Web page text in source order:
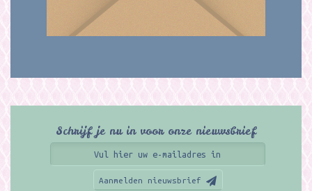
Schrijf je nu in voor onze nieuwsbrief
Aanmelden nieuwsbrief